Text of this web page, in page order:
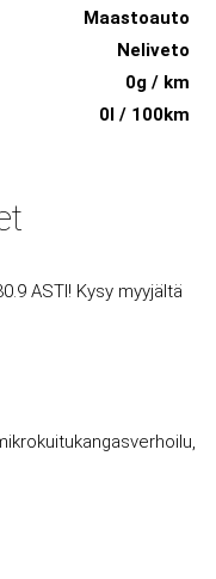
Maastoauto
Neliveto
0g / km
0l / 100km
ASTI! Kysy myyjältä